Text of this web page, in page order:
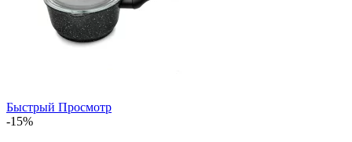
Быстрый Просмотр
-15%